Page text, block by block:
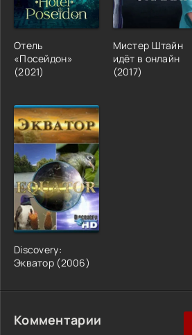
Отель
«Посейдон»
(2021)
Мистер Штайн
идёт в онлайн
(2017)
Discovery:
Экватор (2006)
Комментарии